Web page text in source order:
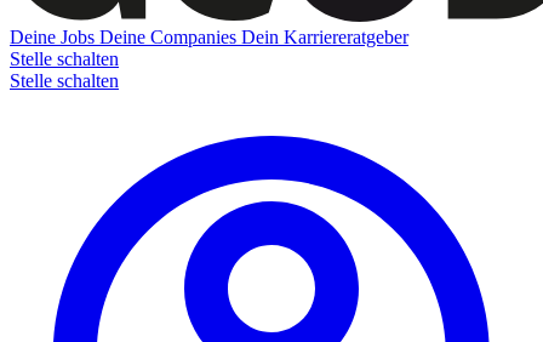
Deine Jobs Deine Companies Dein Karriereratgeber
Stelle schalten
Stelle schalten